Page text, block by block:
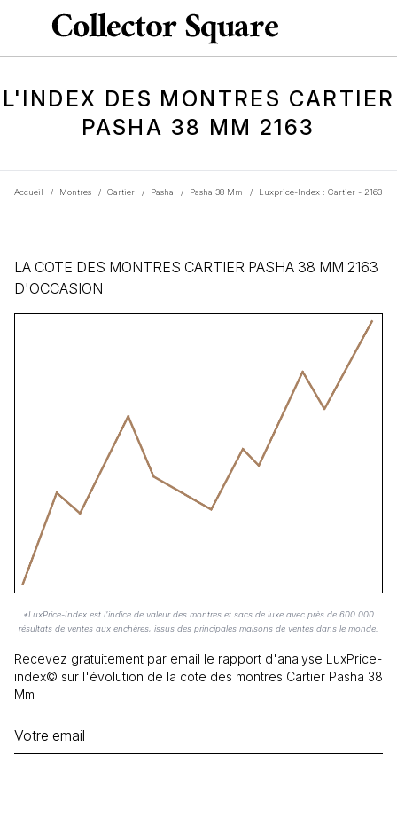
L'INDEX DES MONTRES CARTIER
PASHA 38 MM 2163
Accueil / Montres / Cartier / Pasha / Pasha 38 Mm / Luxprice-Index : Cartier - 2163
LA COTE DES MONTRES CARTIER PASHA 38 MM 2163
D'OCCASION
*LuxPrice-Index est l'indice de valeur des montres et sacs de luxe avec près de 600 000
résultats de ventes aux enchères, issus des principales maisons de ventes dans le monde.
Recevez gratuitement par email le rapport d'analyse LuxPrice-
index© sur l'évolution de la cote des montres Cartier Pasha 38
Mm